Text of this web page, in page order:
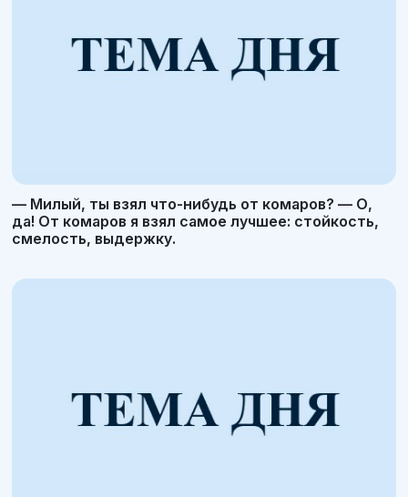
— Милый, ты взял что-нибудь от комаров? — О,
да! От комаров я взял самое лучшее: стойкость,
смелость, выдержку.